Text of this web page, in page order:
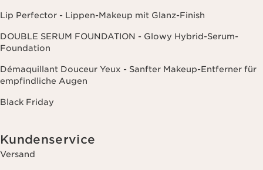
Lip Perfector - Lippen-Makeup mit Glanz-Finish
DOUBLE SERUM FOUNDATION - Glowy Hybrid-Serum-
Foundation
Démaquillant Douceur Yeux - Sanfter Makeup-Entferner für
empfindliche Augen
Black Friday
Kundenservice
Versand